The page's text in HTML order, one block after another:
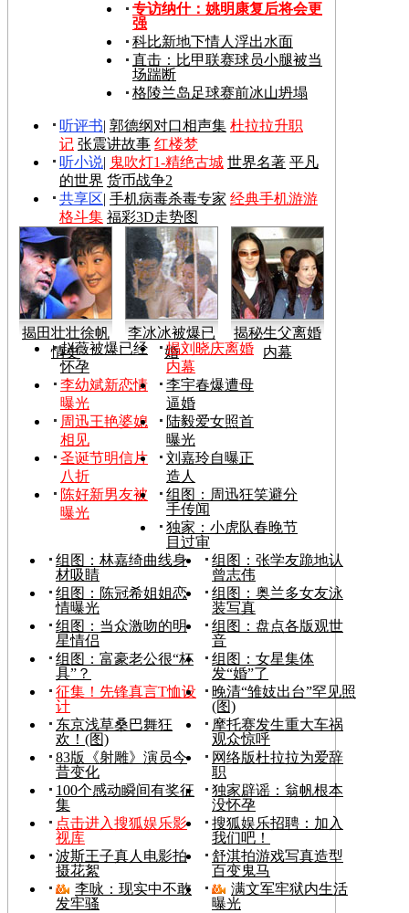
专访纳什：姚明康复后将会更
强
科比新地下情人浮出水面
直击：比甲联赛球员小腿被当
场踹断
格陵兰岛足球赛前冰山坍塌
听评书| 郭德纲对口相声集 杜拉拉升职
记 张震讲故事 红楼梦
听小说| 鬼吹灯1-精绝古城 世界名著 平凡
的世界 货币战争2
共享区| 手机病毒杀毒专家 经典手机游游
格斗集 福彩3D走势图
揭田壮壮徐帆
情史
李冰冰被爆已
婚
揭秘生父离婚
内幕
赵薇被爆已经
怀孕
揭刘晓庆离婚
内幕
李幼斌新恋情
曝光
李宇春爆遭母
逼婚
周迅王艳婆媳
相见
陆毅爱女照首
曝光
圣诞节明信片
八折
刘嘉玲自曝正
造人
陈好新男友被
曝光
组图：周迅狂笑避分
手传闻
独家：小虎队春晚节
目过审
组图：林嘉绮曲线身
材吸睛
组图：张学友跪地认
曾志伟
组图：陈冠希姐姐恋
情曝光
组图：奥兰多女友泳
装写真
组图：当众激吻的明
星情侣
组图：盘点各版观世
音
组图：富豪老公很“杯
具”？
组图：女星集体
发“婚”了
征集！先锋真言T恤设
计
晚清“雏妓出台”罕见照
(图)
东京浅草桑巴舞狂
欢！(图)
摩托赛发生重大车祸
观众惊呼
83版《射雕》演员今
昔变化
网络版杜拉拉为爱辞
职
100个感动瞬间有奖征
集
独家辟谣：翁帆根本
没怀孕
点击进入搜狐娱乐影
视库
搜狐娱乐招聘：加入
我们吧！
波斯王子真人电影拍
摄花絮
舒淇拍游戏写真造型
百变鬼马
李咏：现实中不敢
发牢骚
满文军牢狱内生活
曝光